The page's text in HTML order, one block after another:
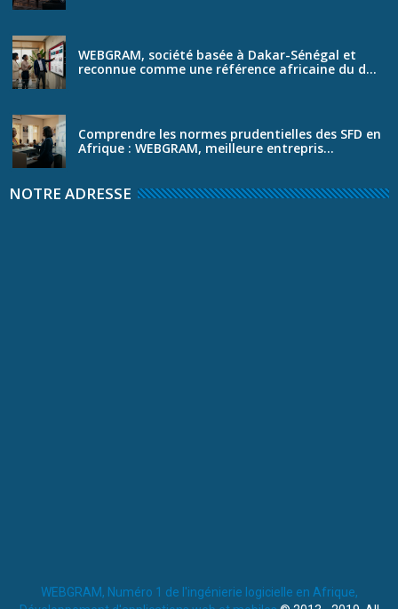
WEBGRAM, société basée à Dakar-Sénégal et
reconnue comme une référence africaine du d...
Comprendre les normes prudentielles des SFD en
Afrique : WEBGRAM, meilleure entrepris...
NOTRE ADRESSE
WEBGRAM, Numéro 1 de l'ingénierie logicielle en Afrique,